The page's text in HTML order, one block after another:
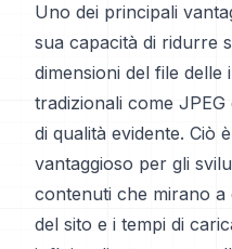
Uno dei principali
sua capacità di ridurre
dimensioni del file delle
tradizionali come
di qualità evidente. Ciò
vantaggioso per gli
contenuti che mirano a
del sito e i tempi di